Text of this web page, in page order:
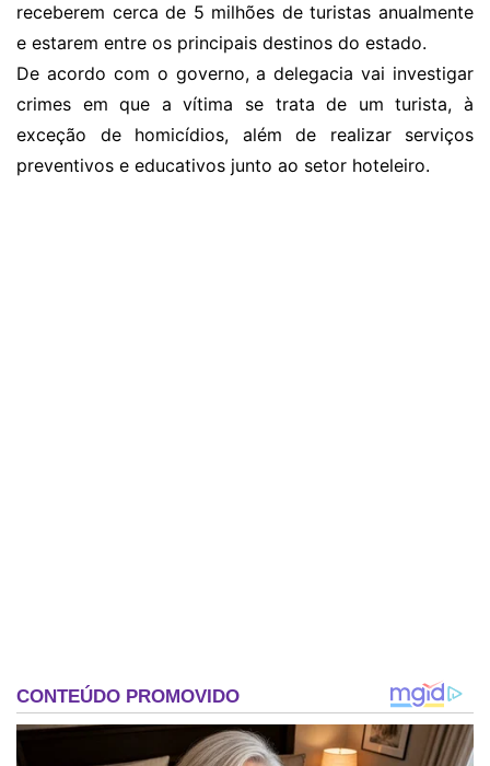
receberem cerca de 5 milhões de turistas anualmente
e estarem entre os principais destinos do estado.
De acordo com o governo, a delegacia vai investigar
crimes em que a vítima se trata de um turista, à
exceção de homicídios, além de realizar serviços
preventivos e educativos junto ao setor hoteleiro.